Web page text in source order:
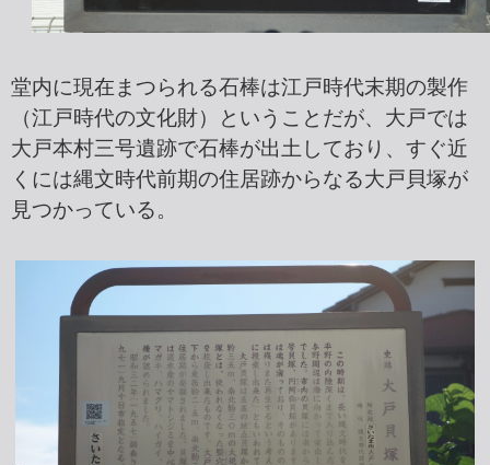
堂内に現在まつられる石棒は江戸時代末期の製作
（江戸時代の文化財）ということだが、大戸では
大戸本村三号遺跡で石棒が出土しており、すぐ近
くには縄文時代前期の住居跡からなる大戸貝塚が
見つかっている。